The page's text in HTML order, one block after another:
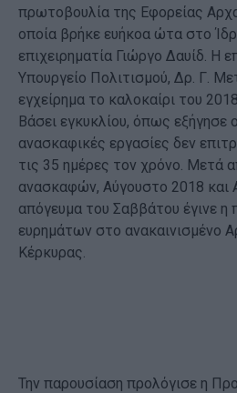
πρωτοβουλία της Εφορείας
οποία βρήκε ευήκοα ώτα στο
επιχειρηματία Γιώργο Δαυίδ. Η
Υπουργείο Πολιτισμού, Δρ. Γ.
εγχείρημα το καλοκαίρι του
Βάσει εγκυκλίου, όπως εξήγησε
ανασκαφικές εργασίες δεν
τις 35 ημέρες τον χρόνο. Μετά
ανασκαφών, Αύγουστο 2018 και
απόγευμα του Σαββάτου έγινε η
ευρημάτων στο ανακαινισμένο
Κέρκυρας.
Την παρουσίαση προλόγισε η